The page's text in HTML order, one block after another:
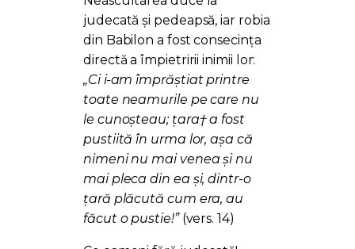
judecată și pedeapsă, iar robia
din Babilon a fost consecința
directă a împietririi inimii lor:
„Ci i-am împrăștiat printre
toate neamurile pe care nu
le cunoșteau; țara† a fost
pustiită în urma lor, așa că
nimeni nu mai venea și nu
mai pleca din ea și, dintr-o
țară plăcută cum era, au
făcut o pustie!”(vers. 14)